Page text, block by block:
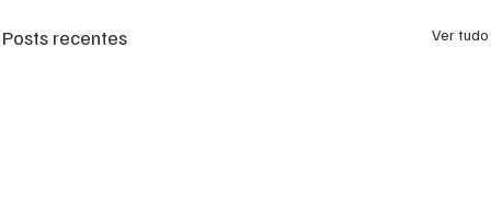
Posts recentes Ver tudo